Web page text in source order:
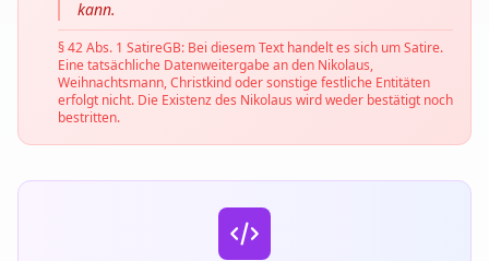
kann.
§ 42 Abs. 1 SatireGB: Bei diesem Text handelt es sich um Satire.
Eine tatsächliche Datenweitergabe an den Nikolaus,
Weihnachtsmann, Christkind oder sonstige festliche Entitäten
erfolgt nicht. Die Existenz des Nikolaus wird weder bestätigt noch
bestritten.